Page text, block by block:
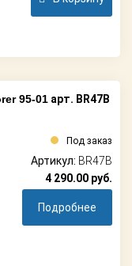
95-01 арт. BR47B
Под заказ
Артикул: BR47B
4 290.00 руб.
Подробнее